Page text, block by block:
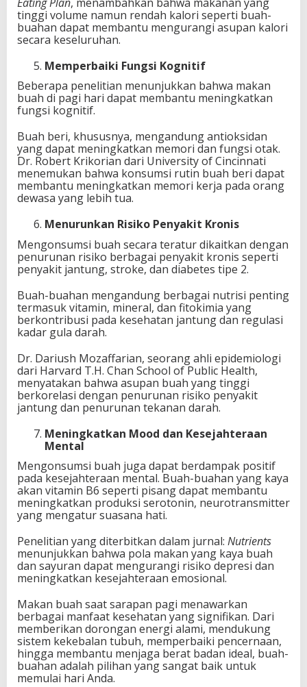
tinggi volume namun rendah kalori seperti buah-
buahan dapat membantu mengurangi asupan kalori
secara keseluruhan.
Memperbaiki Fungsi Kognitif
Beberapa penelitian menunjukkan bahwa makan
buah di pagi hari dapat membantu meningkatkan
fungsi kognitif.
Buah beri, khususnya, mengandung antioksidan
yang dapat meningkatkan memori dan fungsi otak.
Dr. Robert Krikorian dari University of Cincinnati
menemukan bahwa konsumsi rutin buah beri dapat
membantu meningkatkan memori kerja pada orang
dewasa yang lebih tua.
Menurunkan Risiko Penyakit Kronis
Mengonsumsi buah secara teratur dikaitkan dengan
penurunan risiko berbagai penyakit kronis seperti
penyakit jantung, stroke, dan diabetes tipe 2.
Buah-buahan mengandung berbagai nutrisi penting
termasuk vitamin, mineral, dan fitokimia yang
berkontribusi pada kesehatan jantung dan regulasi
kadar gula darah.
Dr. Dariush Mozaffarian, seorang ahli epidemiologi
dari Harvard T.H. Chan School of Public Health,
menyatakan bahwa asupan buah yang tinggi
berkorelasi dengan penurunan risiko penyakit
jantung dan penurunan tekanan darah.
Meningkatkan Mood dan Kesejahteraan
Mental
Mengonsumsi buah juga dapat berdampak positif
pada kesejahteraan mental. Buah-buahan yang kaya
akan vitamin B6 seperti pisang dapat membantu
meningkatkan produksi serotonin, neurotransmitter
yang mengatur suasana hati.
Penelitian yang diterbitkan dalam jurnal: Nutrients
menunjukkan bahwa pola makan yang kaya buah
dan sayuran dapat mengurangi risiko depresi dan
meningkatkan kesejahteraan emosional.
Makan buah saat sarapan pagi menawarkan
berbagai manfaat kesehatan yang signifikan. Dari
memberikan dorongan energi alami, mendukung
sistem kekebalan tubuh, memperbaiki pencernaan,
hingga membantu menjaga berat badan ideal, buah-
buahan adalah pilihan yang sangat baik untuk
memulai hari Anda.